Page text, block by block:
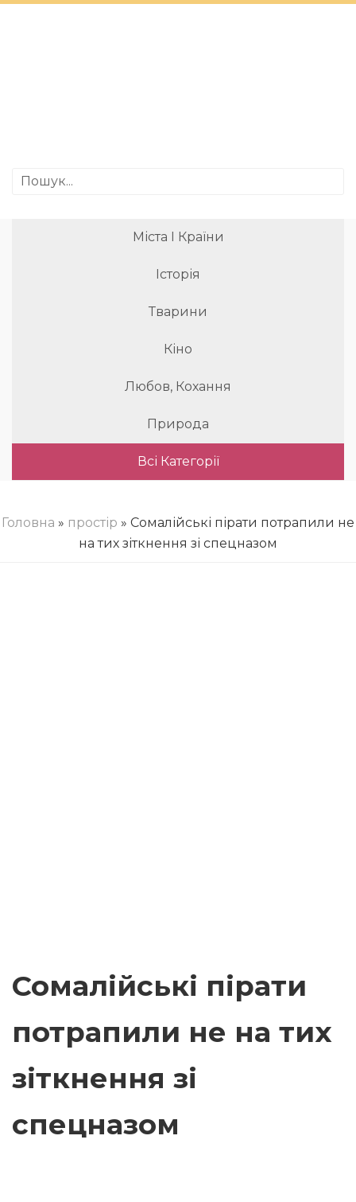
Міста І Країни
Історія
Тварини
Кіно
Любов, Кохання
Природа
Всі Категорії
Головна » простір » Сомалійські пірати потрапили не
на тих зіткнення зі спецназом
Сомалійські пірати
потрапили не на тих
зіткнення зі
спецназом